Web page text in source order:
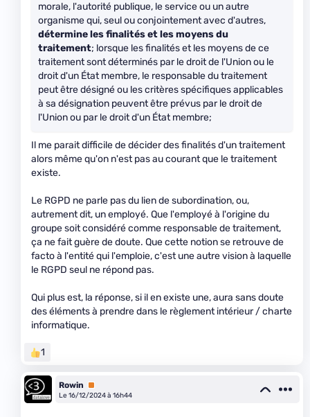
morale, l'autorité publique, le service ou un autre
organisme qui, seul ou conjointement avec d'autres,
détermine les finalités et les moyens du
traitement; lorsque les finalités et les moyens de ce
traitement sont déterminés par le droit de l'Union ou le
droit d'un État membre, le responsable du traitement
peut être désigné ou les critères spécifiques applicables
à sa désignation peuvent être prévus par le droit de
l'Union ou par le droit d'un État membre;
Il me parait difficile de décider des finalités d'un traitement
alors même qu'on n'est pas au courant que le traitement
existe.
Le RGPD ne parle pas du lien de subordination, ou,
autrement dit, un employé. Que l'employé à l'origine du
groupe soit considéré comme responsable de traitement,
ça ne fait guère de doute. Que cette notion se retrouve de
facto à l'entité qui l'emploie, c'est une autre vision à laquelle
le RGPD seul ne répond pas.
Qui plus est, la réponse, si il en existe une, aura sans doute
des éléments à prendre dans le règlement intérieur / charte
informatique.
1
Rowin
Premium
Le 16/12/2024 à 16h44